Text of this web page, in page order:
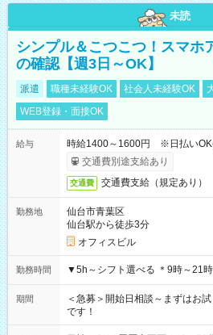
未読
シンプル＆こつこつ！スマホ
の確認【週3日～OK】
派遣 職種未経験OK 社会人未経験OK
WEB登録・面接OK
給与
時給1400～1600円 ※日払い
交通費別途支給あり
交通費 交通費支給（規定あり）
勤務地
仙台市青葉区
仙台駅から徒歩3分
オフィスビル
勤務時間 ▼5h～シフト選べ
期間
＜急募＞開始日相談～まずはお
です！